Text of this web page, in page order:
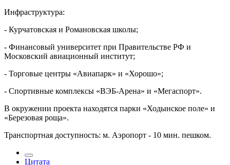
Инфраструктура:
- Курчатовская и Романовская школы;
- Финансовый университет при Правительстве РФ и
Московский авиационный институт;
- Торговые центры «Авиапарк» и «Хорошо»;
- Спортивные комплексы «ВЭБ-Арена» и «Мегаспорт».
В окружении проекта находятся парки «Ходынское поле» и
«Березовая роща».
Транспортная доступность: м. Аэропорт - 10 мин. пешком.
Цитата